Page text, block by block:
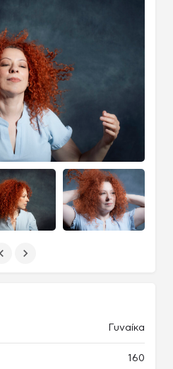
Γυναίκα
160